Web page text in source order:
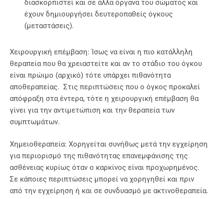
διασκορπιστεί και σε άλλα όργανα του σώματος και
έχουν δημιουργήσει δευτεροπαθείς όγκους
(μεταστάσεις).
Χειρουργική επέμβαση: Ίσως να είναι η πιο κατάλληλη
θεραπεία που θα χρειαστείτε και αν το στάδιο του όγκου
είναι πρώιμο (αρχικό) τότε υπάρχει πιθανότητα
αποθεραπείας. Στις περιπτώσεις που ο όγκος προκαλεί
απόφραξη στα έντερα, τότε η χειρουργική επέμβαση θα
γίνει για την αντιμετώπιση και την θεραπεία των
συμπτωμάτων.
Χημειοθεραπεία: Χορηγείται συνήθως μετά την εγχείρηση
για περιορισμό της πιθανότητας επανεμφάνισης της
ασθένειας κυρίως όταν ο καρκίνος είναι προχωρημένος.
Σε κάποιες περιπτώσεις μπορεί να χορηγηθεί και πριν
από την εγχείρηση ή και σε συνδυασμό με ακτινοθεραπεία.